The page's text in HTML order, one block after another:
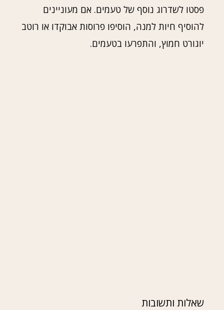
פסטו לשדרוג נוסף של טעמים. אם מעוניינים
להוסיף חיות למנה, הוסיפו פרוסות אבוקדו או רוטב
יוגורט חמוץ, והתפרעו בטעמים.
שאלות ותשובות